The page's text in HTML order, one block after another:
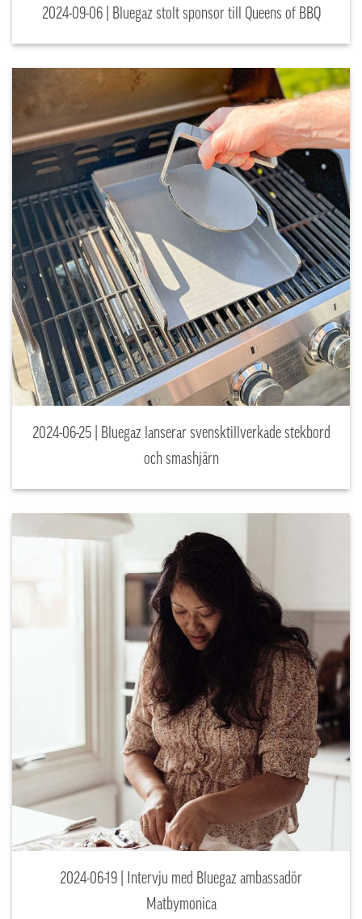
2024-09-06 | Bluegaz stolt sponsor till Queens of BBQ
2024-06-25 | Bluegaz lanserar svensktillverkade stekbord
och smashjärn
2024-06-19 | Intervju med Bluegaz ambassadör
Matbymonica